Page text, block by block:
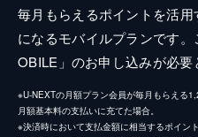
毎月もらえるポイントを活
になるモバイルプランです
OBILE」のお申し込みが必要
※U-NEXTの月額プラン会員が毎月もらえる
月額基本料の支払いに充てた場合。
※決済時において支払金額に相当するポイン